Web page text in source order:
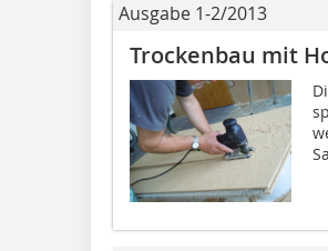
Ausgabe 1-2/2013
Trockenbau mit